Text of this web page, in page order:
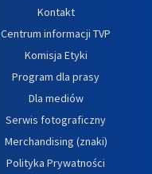
Kontakt
Centrum informacji TVP
Komisja Etyki
Program dla prasy
Dla mediów
Serwis fotograficzny
Merchandising (znaki)
Polityka Prywatności